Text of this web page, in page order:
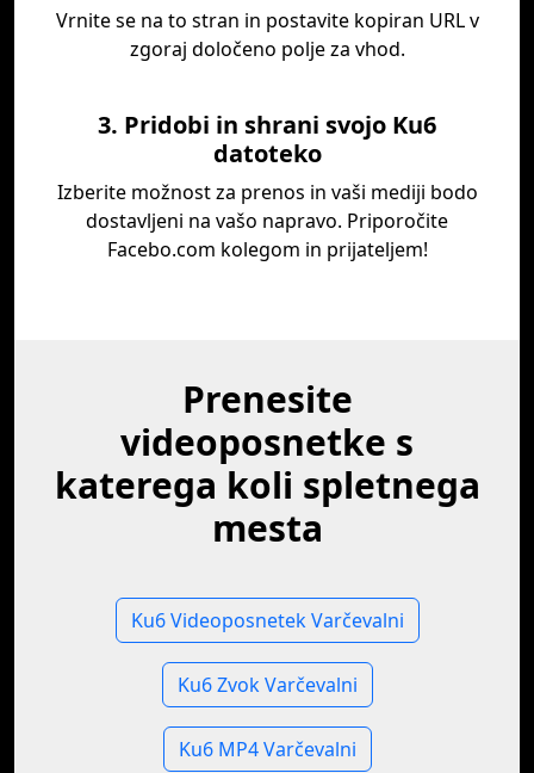
Vrnite se na to stran in postavite kopiran URL v
zgoraj določeno polje za vhod.
3. Pridobi in shrani svojo Ku6
datoteko
Izberite možnost za prenos in vaši mediji bodo
dostavljeni na vašo napravo. Priporočite
Facebo.com kolegom in prijateljem!
Prenesite
videoposnetke s
katerega koli spletnega
mesta
Ku6 Videoposnetek Varčevalni
Ku6 Zvok Varčevalni
Ku6 MP4 Varčevalni